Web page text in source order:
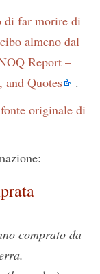
di far morire di
almeno dal
Report –
and Quotes
.
originale di
comprato da